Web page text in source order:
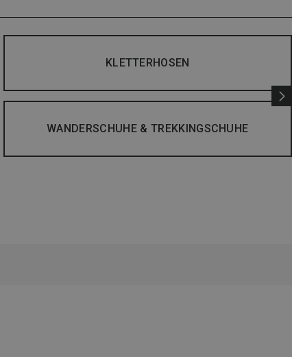
KLETTERHOSEN
WANDERSCHUHE & TREKKINGSCHUHE